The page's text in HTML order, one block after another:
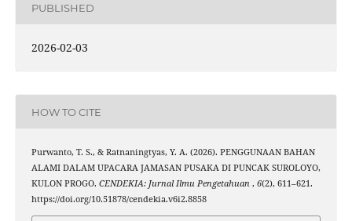
PUBLISHED
2026-02-03
HOW TO CITE
Purwanto, T. S., & Ratnaningtyas, Y. A. (2026). PENGGUNAAN BAHAN
ALAMI DALAM UPACARA JAMASAN PUSAKA DI PUNCAK SUROLOYO,
KULON PROGO. CENDEKIA: Jurnal Ilmu Pengetahuan , 6(2), 611–621.
https://doi.org/10.51878/cendekia.v6i2.8858